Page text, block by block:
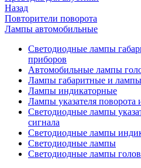
Назад
Повторители поворота
Лампы автомобильные
Светодиодные лампы
приборов
Автомобильные лампы
Лампы габаритные и
Лампы индикаторные
Лампы указателя поворота
Светодиодные лампы
сигнала
Светодиодные лампы
Светодиодные лампы
Светодиодные лампы